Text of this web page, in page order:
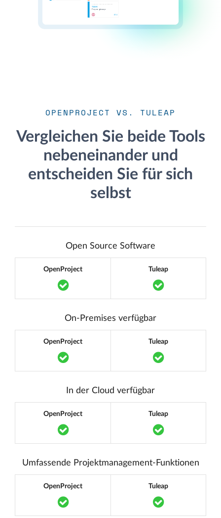
OPENPROJECT VS. TULEAP
Vergleichen Sie beide Tools
nebeneinander und
entscheiden Sie für sich
selbst
Open Source Software
OpenProject
Translation missing:
Tuleap
On-Premises verfügbar
OpenProject
Translation missing:
Tuleap
In der Cloud verfügbar
OpenProject
Translation missing:
Tuleap
Umfassende Projektmanagement-Funktionen
OpenProject
Translation missing:
Tuleap